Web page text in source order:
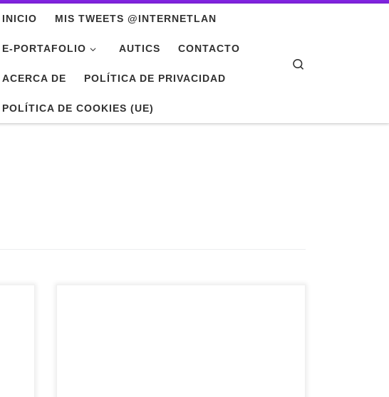
INICIO MIS TWEETS @INTERNETLAN
E-PORTAFOLIO AUTICS CONTACTO
ACERCA DE POLÍTICA DE PRIVACIDAD
POLÍTICA DE COOKIES (UE)